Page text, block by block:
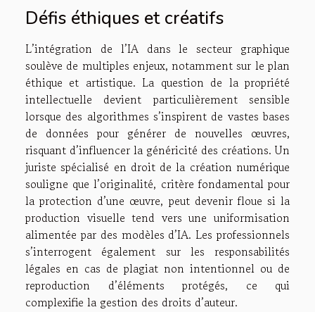
Défis éthiques et créatifs
L’intégration de l’IA dans le secteur graphique
soulève de multiples enjeux, notamment sur le plan
éthique et artistique. La question de la propriété
intellectuelle devient particulièrement sensible
lorsque des algorithmes s’inspirent de vastes bases
de données pour générer de nouvelles œuvres,
risquant d’influencer la généricité des créations. Un
juriste spécialisé en droit de la création numérique
souligne que l’originalité, critère fondamental pour
la protection d’une œuvre, peut devenir floue si la
production visuelle tend vers une uniformisation
alimentée par des modèles d’IA. Les professionnels
s’interrogent également sur les responsabilités
légales en cas de plagiat non intentionnel ou de
reproduction d’éléments protégés, ce qui
complexifie la gestion des droits d’auteur.